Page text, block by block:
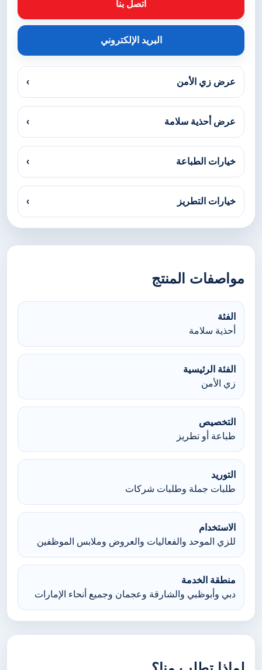
اتصل بنا
البريد الإلكتروني
عرض زي الأمن ›
عرض أحذية سلامة ›
خيارات الطباعة ›
خيارات التطريز ›
مواصفات المنتج
الفئة
أحذية سلامة
الفئة الرئيسية
زي الأمن
التخصيص
طباعة أو تطريز
التوريد
طلبات جملة وطلبات شركات
الاستخدام
للزي الموحد والفعاليات والعروض وملابس الموظفين
منطقة الخدمة
دبي وأبوظبي والشارقة وعجمان وجميع أنحاء الإمارات